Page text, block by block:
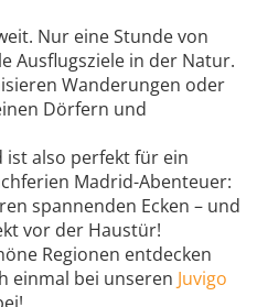
Nur eine Stunde von
Ausflugsziele in der Natur.
Wanderungen oder
Dörfern und
ist also perfekt für ein
Madrid-Abenteuer:
spannenden Ecken – und
vor der Haustür!
Regionen entdecken
einmal bei unseren Juvigo